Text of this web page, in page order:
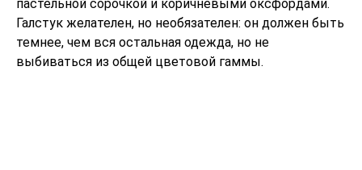
пастельной сорочкой и коричневыми оксфордами.
Галстук желателен, но необязателен: он должен быть
темнее, чем вся остальная одежда, но не
выбиваться из общей цветовой гаммы.